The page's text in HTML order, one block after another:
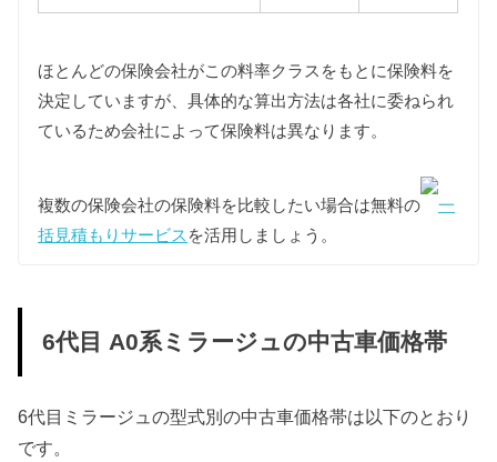
当します。
め重量税が軽減され、5,000円となります。
車検費用
車検代行料金、一般消耗品の交換費用などを含め車
自賠責
6代目ミラージュは自家用乗用車に該当しますので、
提条件として、基本情報で説明した型式ごとの使用
ほとんどの保険会社がこの料率クラスをもとに保険料を
決定していますが、具体的な算出方法は各社に委ねられ
ているため会社によって保険料は異なります。
複数の保険会社の保険料を比較したい場合は無料の
一
括見積もりサービス を活用しましょう。
6代目 A0系ミラージュの中古車価格帯
6代目ミラージュの型式別の中古車価格帯は以下のとおり
です。